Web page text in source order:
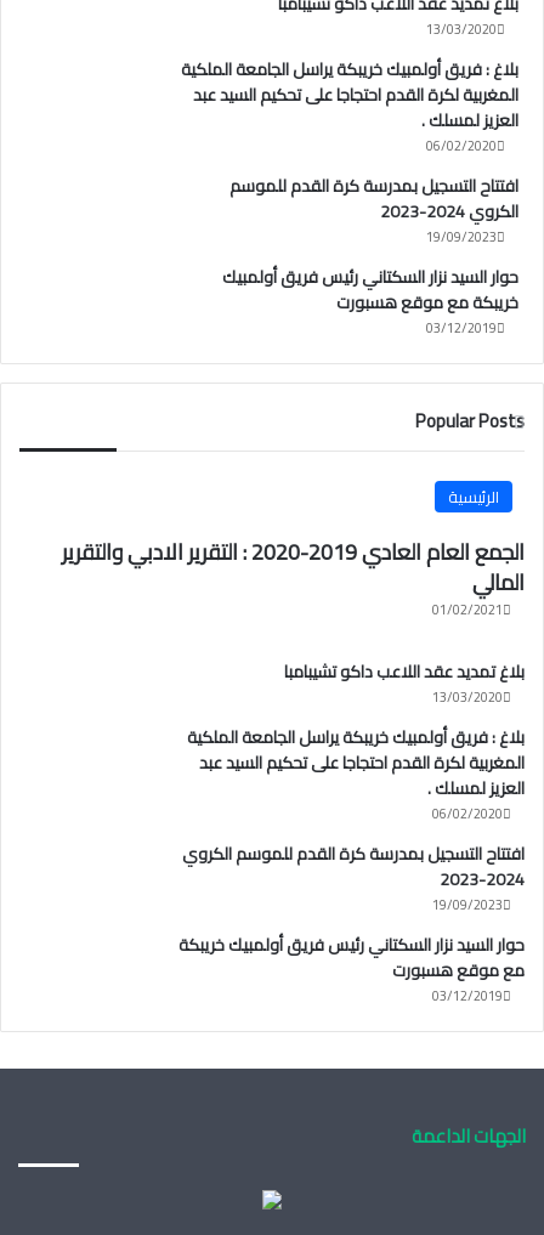
13/03/2020
بلاغ : فريق أولمبيك خريبكة يراسل الجامعة الملكية
المغربية لكرة القدم احتجاجا على تحكيم السيد عبد
العزيز لمسلك .
06/02/2020
افتتاح التسجيل بمدرسة كرة القدم للموسم
الكروي 2024-2023
19/09/2023
حوار السيد نزار السكتاني رئيس فريق أولمبيك
خريبكة مع موقع هسبورت
03/12/2019
Popular Posts
الرئيسية
الجمع العام العادي 2019-2020 : التقرير الادبي والتقرير
المالي
01/02/2021
بلاغ تمديد عقد اللاعب داكو تشيبامبا
13/03/2020
بلاغ : فريق أولمبيك خريبكة يراسل الجامعة الملكية
المغربية لكرة القدم احتجاجا على تحكيم السيد عبد
العزيز لمسلك .
06/02/2020
افتتاح التسجيل بمدرسة كرة القدم للموسم الكروي
2024-2023
19/09/2023
حوار السيد نزار السكتاني رئيس فريق أولمبيك خريبكة
مع موقع هسبورت
03/12/2019
الجهات الداعمة